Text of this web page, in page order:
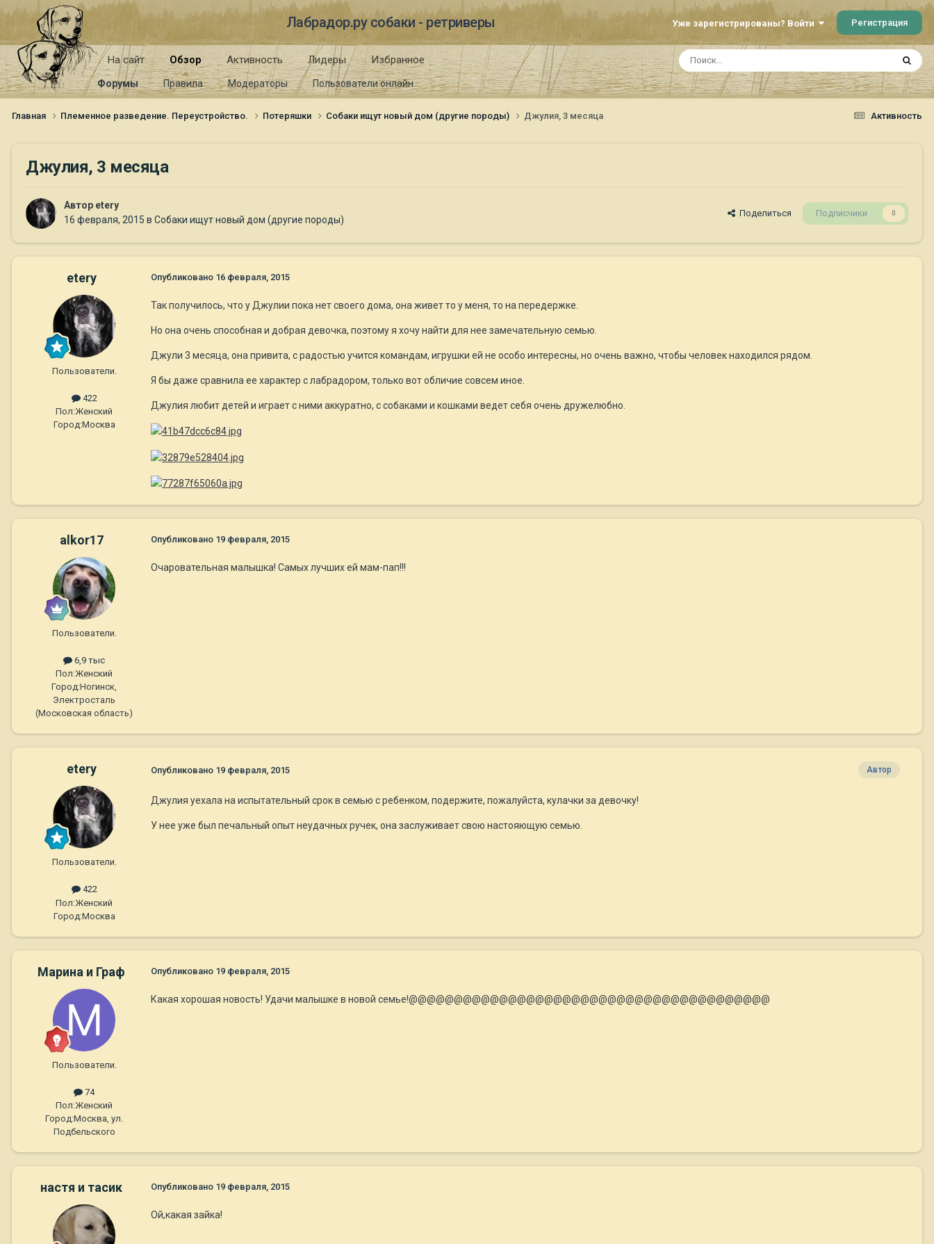
Лабрадор.ру собаки - ретриверы Уже зарегистрированы? Войти Регистрация
На сайт Обзор
Форумы Правила Модераторы Пользователи онлайн
Активность Лидеры Избранное
Активность
Главная Племенное разведение. Переустройство. Потеряшки Собаки ищут новый дом (другие породы) Джулия, 3 месяца
Джулия, 3 месяца
Автор etery
16 февраля, 2015 в Собаки ищут новый дом (другие породы)
Поделиться Подписчики 0
etery
Пользователи.
422
Пол:Женский
Город:Москва
Опубликовано 16 февраля, 2015
Так получилось, что у Джулии пока нет своего дома, она живет то у меня, то на передержке.
Но она очень способная и добрая девочка, поэтому я хочу найти для нее замечательную семью.
Джули 3 месяца, она привита, с радостью учится командам, игрушки ей не особо интересны, но очень важно, чтобы человек находился рядом.
Я бы даже сравнила ее характер с лабрадором, только вот обличие совсем иное.
Джулия любит детей и играет с ними аккуратно, с собаками и кошками ведет себя очень дружелюбно.
alkor17
Пользователи.
6,9 тыс
Пол:Женский
Город:Ногинск,
Электросталь
(Московская область)
Опубликовано 19 февраля, 2015
Очаровательная малышка! Самых лучших ей мам-пап!!!
etery
Пользователи.
422
Пол:Женский
Город:Москва
Автор
Опубликовано 19 февраля, 2015
Джулия уехала на испытательный срок в семью с ребенком, подержите, пожалуйста, кулачки за девочку!
У нее уже был печальный опыт неудачных ручек, она заслуживает свою настояющую семью.
Марина и Граф
Пользователи.
74
Пол:Женский
Город:Москва, ул.
Подбельского
Опубликовано 19 февраля, 2015
Какая хорошая новость! Удачи малышке в новой семье!@@@@@@@@@@@@@@@@@@@@@@@@@@@@@@@@@@@@@@@@
настя и тасик Опубликовано 19 февраля, 2015
Ой,какая зайка!